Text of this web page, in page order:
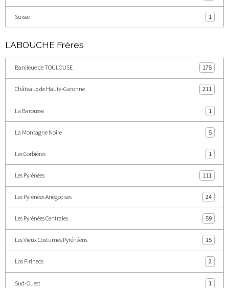
Suisse 1
LABOUCHE Frères
Banlieue de TOULOUSE 175
Châteaux de Haute-Garonne 211
La Barousse 1
La Montagne Noire 5
Les Corbières 1
Les Pyrénées 111
Les Pyrénées Ariégeoises 24
Les Pyrénées Centrales 59
Les Vieux Costumes Pyrénéens 15
Los Pirineos 2
Sud-Ouest 1